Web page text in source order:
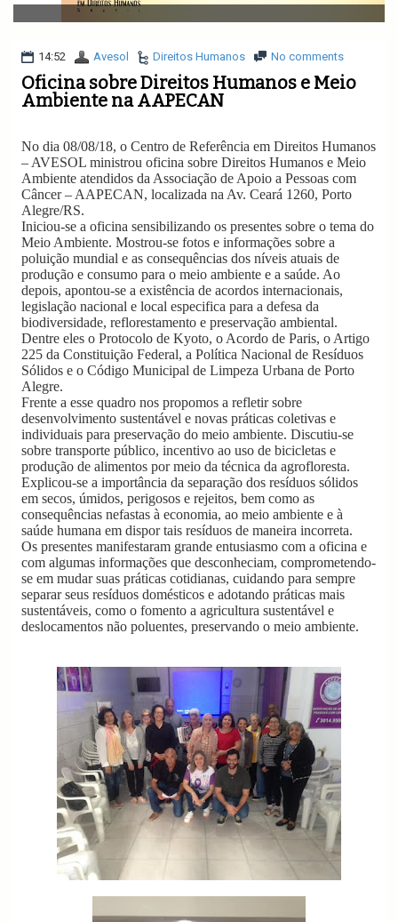
v
i
a
i
o
14:52 Avesol Direitos Humanos No comments
Oficina sobre Direitos Humanos e Meio
Ambiente na AAPECAN
No dia 08/08/18, o Centro de Referência em Direitos Humanos
– AVESOL ministrou oficina sobre Direitos Humanos e Meio
Ambiente atendidos da Associação de Apoio a Pessoas com
Câncer – AAPECAN, localizada na Av. Ceará 1260, Porto
Alegre/RS.
Iniciou-se a oficina sensibilizando os presentes sobre o tema do
Meio Ambiente. Mostrou-se fotos e informações sobre a
poluição mundial e as consequências dos níveis atuais de
produção e consumo para o meio ambiente e a saúde. Ao
depois, apontou-se a existência de acordos internacionais,
legislação nacional e local especifica para a defesa da
biodiversidade, reflorestamento e preservação ambiental.
Dentre eles o Protocolo de Kyoto, o Acordo de Paris, o Artigo
225 da Constituição Federal, a Política Nacional de Resíduos
Sólidos e o Código Municipal de Limpeza Urbana de Porto
Alegre.
Frente a esse quadro nos propomos a refletir sobre
desenvolvimento sustentável e novas práticas coletivas e
individuais para preservação do meio ambiente. Discutiu-se
sobre transporte público, incentivo ao uso de bicicletas e
produção de alimentos por meio da técnica da agrofloresta.
Explicou-se a importância da separação dos resíduos sólidos
em secos, úmidos, perigosos e rejeitos, bem como as
consequências nefastas à economia, ao meio ambiente e à
saúde humana em dispor tais resíduos de maneira incorreta.
Os presentes manifestaram grande entusiasmo com a oficina e
com algumas informações que desconheciam, comprometendo-
se em mudar suas práticas cotidianas, cuidando para sempre
separar seus resíduos domésticos e adotando práticas mais
sustentáveis, como o fomento a agricultura sustentável e
deslocamentos não poluentes, preservando o meio ambiente.